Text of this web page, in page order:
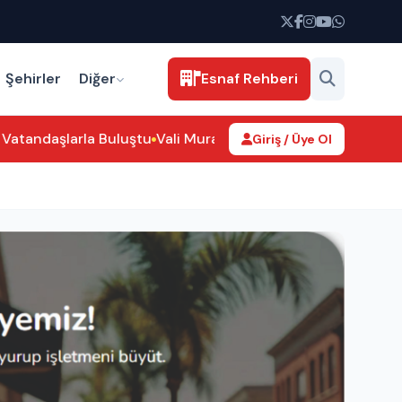
Şehirler Diğer Esnaf Rehberi
Buluştu Vali Murat Duru Alayhan Köyü’nü
Giriş / Üye Ol